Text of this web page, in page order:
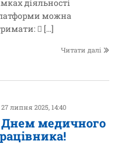
діяльності
можна
 […]
Читати далі
27 липня 2025, 14:40
медичного